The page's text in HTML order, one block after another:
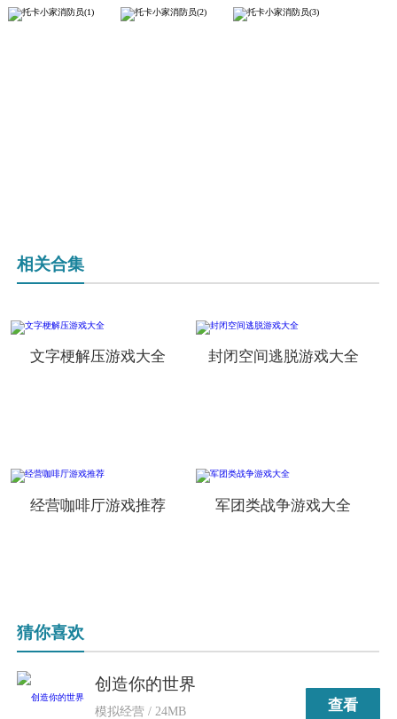
相关合集
文字梗解压游戏大全 封闭空间逃脱游戏大全
经营咖啡厅游戏推荐 军团类战争游戏大全
猜你喜欢
创造你的世界
模拟经营 / 24MB
查看